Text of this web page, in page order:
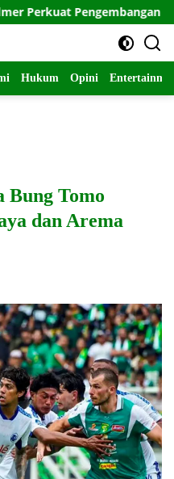
Pengembangan Basket 3×3
Hukum Opini
Bung Tomo
dan Arema